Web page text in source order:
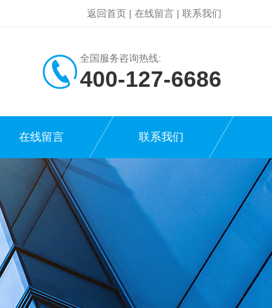
返回首页 | 在线留言 | 联系我们
全国服务咨询热线:
400-127-6686
在线留言 联系我们